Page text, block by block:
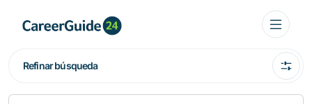
Refinar búsqueda